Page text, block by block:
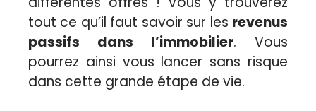
tout ce qu’il faut savoir sur les revenus
passifs dans l’immobilier. Vous
pourrez ainsi vous lancer sans risque
dans cette grande étape de vie.